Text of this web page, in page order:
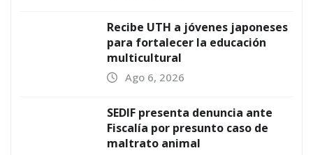
Recibe UTH a jóvenes japoneses
para fortalecer la educación
multicultural
Ago 6, 2026
SEDIF presenta denuncia ante
Fiscalía por presunto caso de
maltrato animal